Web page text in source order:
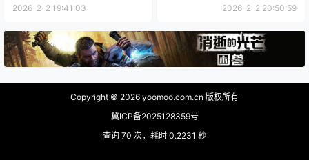
2026-2-2 19:41:03 2026-2-2 20:50:59
Copyright © 2026 yoomoo.com.cn 版权所有
冀ICP备2025128359号
查询 70 次，耗时 0.2231 秒